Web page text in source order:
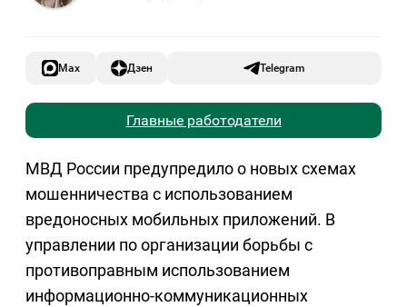
Max Дзен Telegram
Главные работодатели
МВД России предупредило о новых схемах
мошенничества с использованием
вредоносных мобильных приложений. В
управлении по организации борьбы с
противоправным использованием
информационно-коммуникационных